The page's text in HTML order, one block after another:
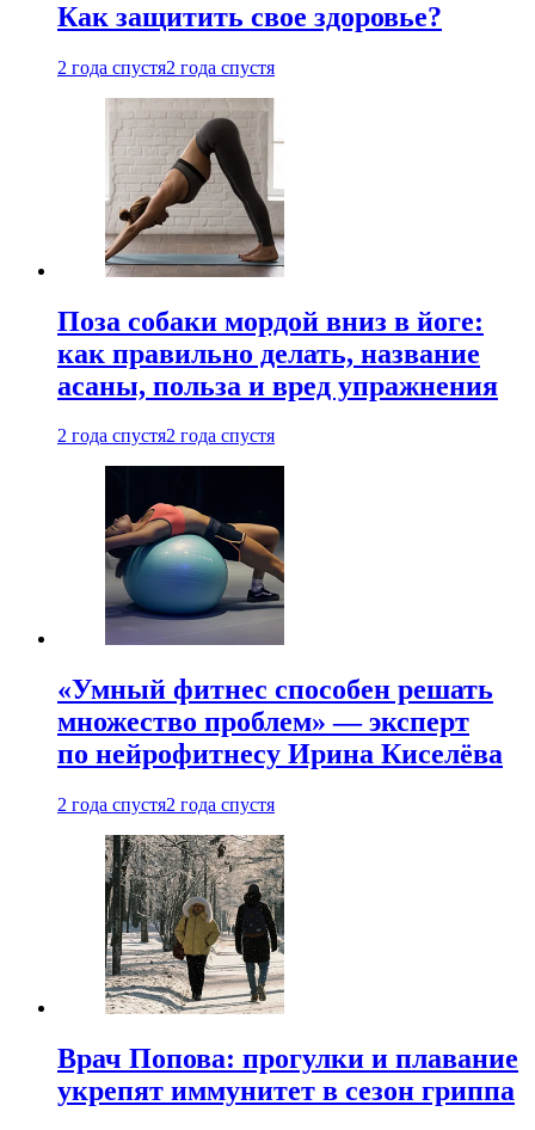
Как защитить свое здоровье?
2 года спустя2 года спустя
Поза собаки мордой вниз в йоге:
как правильно делать, название
асаны, польза и вред упражнения
2 года спустя2 года спустя
«Умный фитнес способен решать
множество проблем» — эксперт
по нейрофитнесу Ирина Киселёва
2 года спустя2 года спустя
Врач Попова: прогулки и плавание
укрепят иммунитет в сезон гриппа